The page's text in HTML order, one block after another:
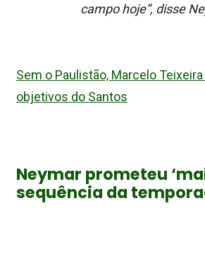
campo hoje”, disse
Sem o Paulistão, Marcelo
objetivos do Santos
Neymar prometeu
sequência da